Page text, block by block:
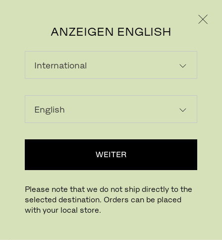
ANZEIGEN ENGLISH
WEITER
Please note that we do not ship directly to the
selected destination. Orders can be placed
with your local store.
LADEN...
Buying online? This is our website for International. From here we do not offer
online purchasing. Orders can be placed with your local store.